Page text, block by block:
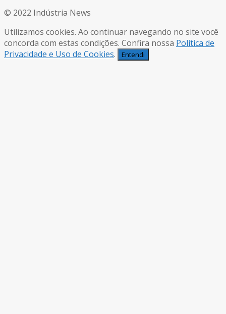
© 2022 Indústria News
Utilizamos cookies. Ao continuar navegando no site você
concorda com estas condições. Confira nossa Política de
Privacidade e Uso de Cookies. Entendi